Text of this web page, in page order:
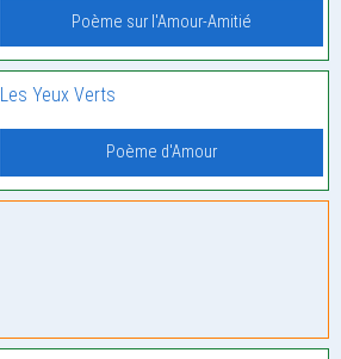
Poème sur l'Amour-Amitié
Les Yeux Verts
Poème d'Amour